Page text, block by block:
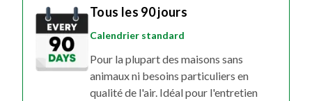
Tous les 90 jours
Calendrier standard
Pour la plupart des maisons sans
animaux ni besoins particuliers en
qualité de l'air. Idéal pour l'entretien